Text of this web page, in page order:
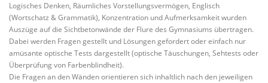
Logisches Denken, Räumliches Vorstellungsvermögen, Englisch
(Wortschatz & Grammatik), Konzentration und Aufmerksamkeit wurden
Auszüge auf die Sichtbetonwände der Flure des Gymnasiums übertragen.
Dabei werden Fragen gestellt und Lösungen gefordert oder einfach nur
amüsante optische Tests dargestellt (optische Täuschungen, Sehtests oder
Überprüfung von Farbenblindheit).
Die Fragen an den Wänden orientieren sich inhaltlich nach den jeweiligen